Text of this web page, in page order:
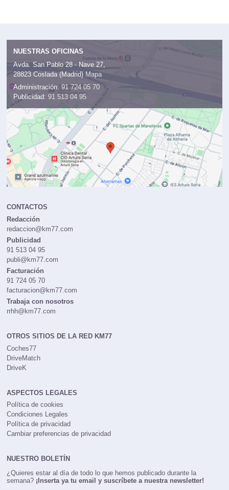
NUESTRAS OFICINAS
Avda. San Pablo 28 - Nave 27,
28823 Coslada (Madrid) Mapa
Administración: 91 724 05 70
Publicidad: 91 513 04 95
CONTACTOS
Redacción
redaccion@km77.com
Publicidad
91 513 04 95
publi@km77.com
Facturación
91 724 05 70
facturacion@km77.com
Trabaja con nosotros
rrhh@km77.com
OTROS SITIOS DE LA RED KM77
Coches77
DriveMatch
DriveK
ASPECTOS LEGALES
Política de cookies
Condiciones Legales
Política de privacidad
Cambiar preferencias de privacidad
NUESTRO BOLETÍN
¿Quieres estar al día de todo lo que hemos publicado durante la
semana? ¡Inserta ya tu email y suscríbete a nuestra newsletter!